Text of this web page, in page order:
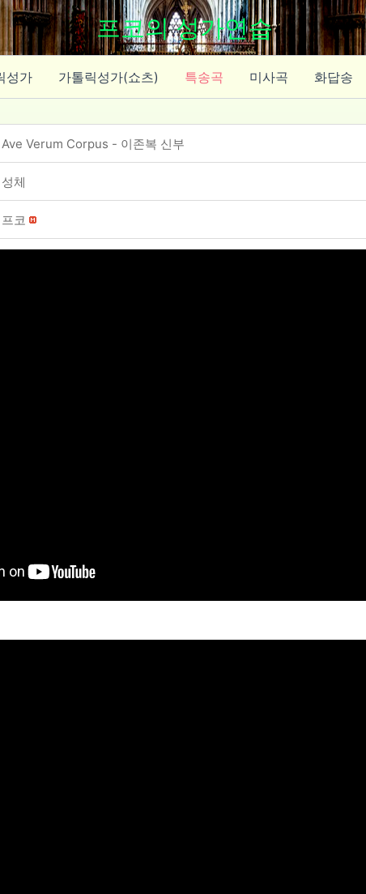
프코의 성가연습
성가 가톨릭성가(쇼츠) 특송곡 미사곡 화답송
Ave Verum Corpus - 이존복 신부
성체
프코